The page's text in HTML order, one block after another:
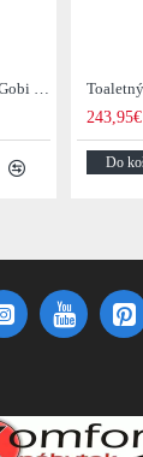
Toaletný stolík/Konzola Gobi 22-25 Mango drevo
243,95€
Do